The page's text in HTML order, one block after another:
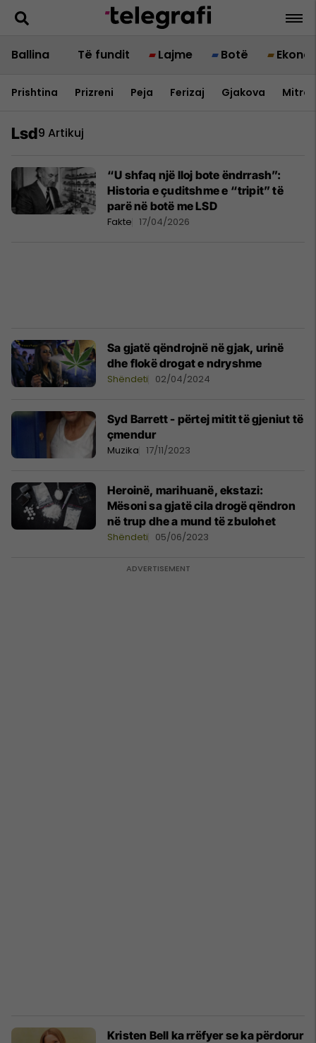
Ballina Të fundit Lajme Botë
Prishtina Prizreni Peja Ferizaj Gjakova
Lsd9 Artikuj
“U shfaq një lloj bote ëndrrash”:
Historia e çuditshme e “tripit” të
parë në botë me LSD
Fakte 17/04/2026
Sa gjatë qëndrojnë në gjak, urinë
dhe flokë drogat e ndryshme
Shëndeti 02/04/2024
Syd Barrett - përtej mitit të gjeniut të
çmendur
Muzika 17/11/2023
Heroinë, marihuanë, ekstazi:
Mësoni sa gjatë cila drogë qëndron
në trup dhe a mund të zbulohet
Shëndeti 05/06/2023
Kristen Bell ka rrëfyer se ka përdorur